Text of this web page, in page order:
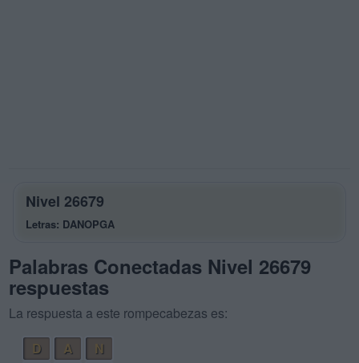
Nivel 26679
Letras: DANOPGA
Palabras Conectadas Nivel 26679
respuestas
La respuesta a este rompecabezas es:
D
A
N